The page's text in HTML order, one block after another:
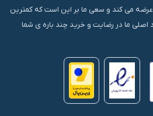
عرضه می کند و سعی ما بر این است که کمترین
ما در رضایت و خرید چند باره ی شما